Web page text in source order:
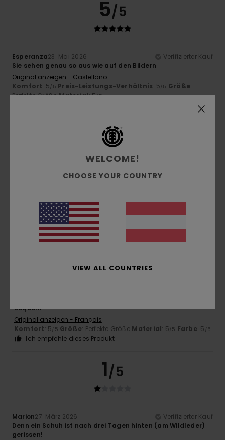
5/5
Esperanza23. Mai 2026
Verifizierter Kauf
Sie sehen genau so aus wie auf den Bildern
Original anzeigen - Castellano
Komfort: 5/5 Preis-Leistungs-Verhältnis: 5/5 Größe:
Perfekte GrößeMaterial: 5/5
5/5
Komfort: 4/5 Preis-Leistungs-Verhältnis: 4/5 Größe
Perfekte GrößeMaterial: 4/5
Ich empfehle dieses Produkt
Bequem
Original anzeigen - Français
Komfort: 5/5 Größe: Perfekte Größe Material: 5/5 Farbe: 5 /5
Ich empfehle dieses Produkt
1/5
Marion27. März 2026
Verifizierter Kauf
Denn ein Schuh ist nach drei Tagen hinten (am Wildleder)
gerissen!
WELCOME!
CHOOSE YOUR COUNTRY
VIEW ALL COUNTRIES